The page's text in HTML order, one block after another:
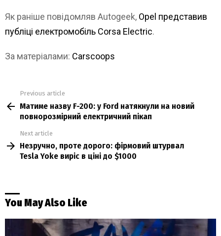
Як раніше повідомляв Autogeek, Opel представив
публіці електромобіль Corsa Electric.
За матеріалами: Carscoops
more
Previous article
Матиме назву F-200: у Ford натякнули на новий
повнорозмірний електричний пікап
Next article
Незручно, проте дорого: фірмовий штурвал
Tesla Yoke виріс в ціні до $1000
You May Also Like